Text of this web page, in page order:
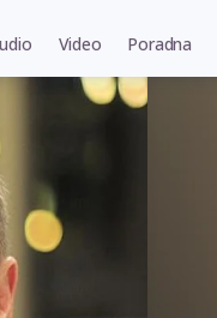
Video Poradna